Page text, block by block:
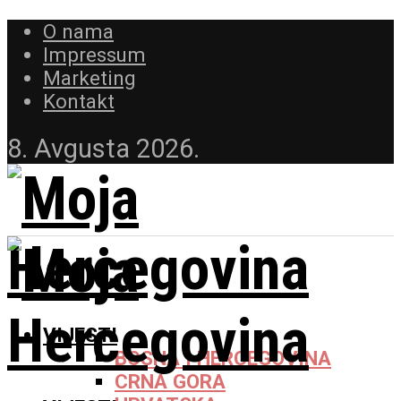
O nama
Impressum
Marketing
Kontakt
8. Avgusta 2026.
VIJESTI
BOSNA I HERCEGOVINA
CRNA GORA